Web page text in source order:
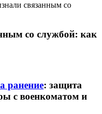
связанным со
со службой: как
ранение: защита
с военкоматом и